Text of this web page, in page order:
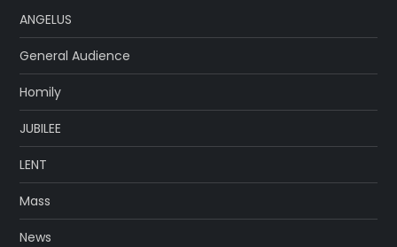
ANGELUS
General Audience
Homily
JUBILEE
LENT
Mass
News